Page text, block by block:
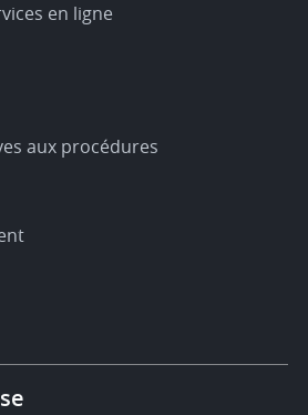
en ligne
aux procédures